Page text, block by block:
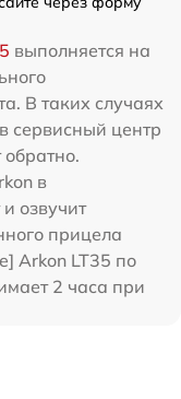
выполняется на
В таких случаях
сервисный центр
в
озвучит
прицела
Arkon LT35 по
2 часа при